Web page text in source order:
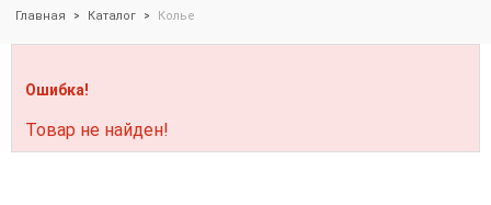
Главная > Каталог > Колье
Ошибка!
Товар не найден!